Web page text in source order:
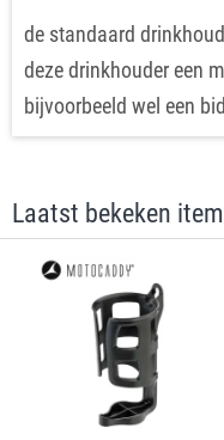
de standaard
deze drinkhouder een
bijvoorbeeld wel een
Laatst bekeken